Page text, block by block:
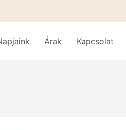
Árak Kapcsolat